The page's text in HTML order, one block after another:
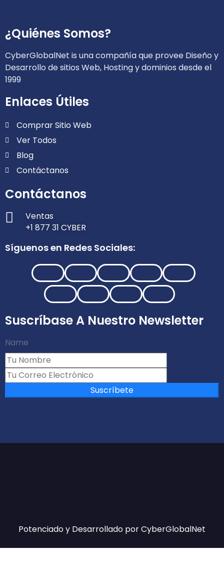
¿Quiénes Somos?
CyberGlobalNet is una compañía que provee Diseño y
Desarrollo de sitios Web, Hosting y dominios desde el
1999
Enlaces Útiles
Comprar Sitio Web
Ver Todos
Blog
Contáctanos
Contáctanos
Ventas
+1 877 31 CYBER
Síguenos en Redes Sociales:
Suscríbase A Nuestro Newsletter
Name
Suscríbete
Potenciado y Desarrollado porCyberGlobalNet